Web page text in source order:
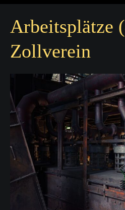
mit
Arbeitsplätze
Zollverein